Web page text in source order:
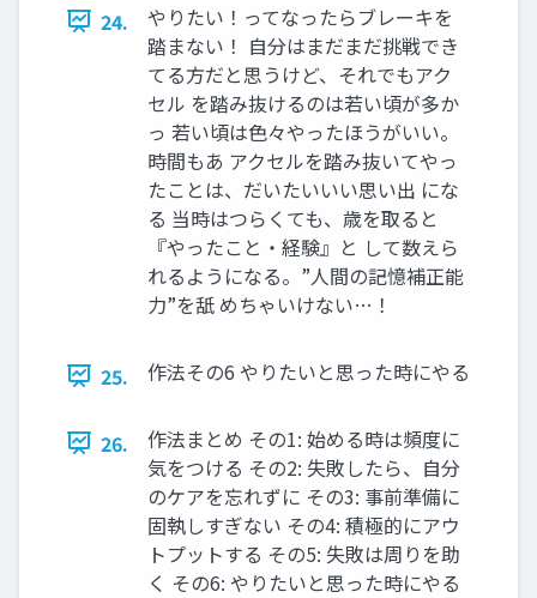
24.
やりたい！ってなったらブレーキを
踏まない！ 自分はまだまだ挑戦でき
てる方だと思うけど、それでもアク
セル を踏み抜けるのは若い頃が多か
っ 若い頃は色々やったほうがいい。
時間もあ アクセルを踏み抜いてやっ
たことは、だいたいいい思い出 にな
る 当時はつらくても、歳を取ると
『やったこと・経験』と して数えら
れるようになる。”人間の記憶補正能
力”を舐 めちゃいけない…！
25. 作法その6 やりたいと思った時にやる
26.
作法まとめ その1: 始める時は頻度に
気をつける その2: 失敗したら、自分
のケアを忘れずに その3: 事前準備に
固執しすぎない その4: 積極的にアウ
トプットする その5: 失敗は周りを助
く その6: やりたいと思った時にやる